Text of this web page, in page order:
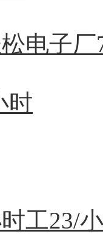
电子厂
时
工23/